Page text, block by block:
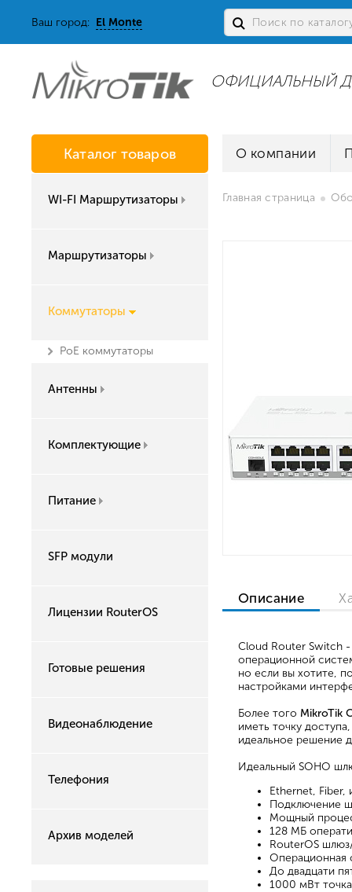
Ваш город: El Monte
ОФИЦИАЛЬНЫЙ
Каталог товаров
WI-FI Маршрутизаторы
Маршрутизаторы
Коммутаторы
PoE коммутаторы
Антенны
Комплектующие
Питание
SFP модули
Лицензии RouterOS
Готовые решения
Видеонаблюдение
Телефония
Архив моделей
О компании
Главная страница
Описание
Cloud Router Switch
операционной
но если вы хотите,
настройками
Более того MikroTik
иметь точку
идеальное решение
Идеальный SOHO
Ethernet, Fiber,
Подключение
Мощный
128 МБ
RouterOS
Операционная
До двадцати
1000 мВт